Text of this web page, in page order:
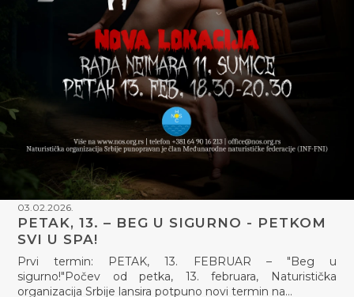
03.02.2026.
PETAK, 13. – BEG U SIGURNO - PETKOM
SVI U SPA!
Prvi termin: PETAK, 13. FEBRUAR – "Beg u
sigurno!"Počev od petka, 13. februara, Naturistička
organizacija Srbije lansira potpuno novi termin na…